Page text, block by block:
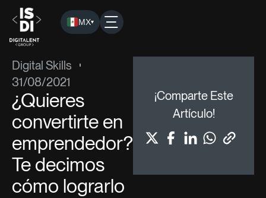
MX▾
ISDI›Blog
Digital Skills
31/08/2021
¿Quieres
convertirte en
emprendedor?
Te decimos
cómo lograrlo
¡Comparte Este
Artículo!